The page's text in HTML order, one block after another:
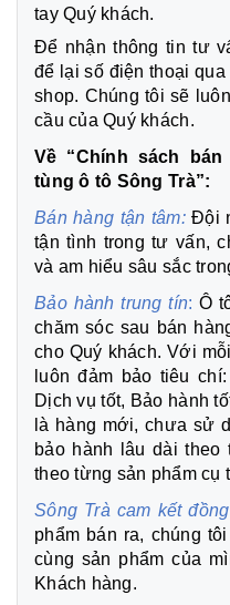
tay Quý khách.
Để nhận thông tin tư
để lại số điện thoại
shop. Chúng tôi sẽ
cầu của Quý khách.
Về “Chính sách
tùng ô tô Sông Trà”:
Bán hàng tận tâm: Đội
tận tình trong tư vấn,
và am hiểu sâu sắc
Bảo hành trung tín:Ô
chăm sóc sau bán
cho Quý khách. Với
luôn đảm bảo tiêu
Dịch vụ tốt, Bảo hành
là hàng mới, chưa sử
bảo hành lâu dài
theo từng sản phẩm cụ
Sông Trà cam kết
phẩm bán ra, chúng
cùng sản phẩm của
Khách hàng.